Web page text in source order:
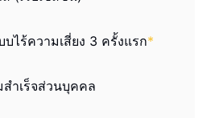
ไร้ความเสี่ยง 3 ครั้งแรก*
ำเร็จส่วนบุคคล